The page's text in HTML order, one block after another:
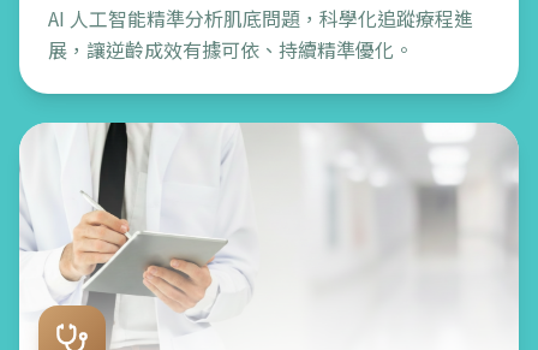
AI 人工智能精準分析肌底問題，科學化追蹤療程進
展，讓逆齡成效有據可依、持續精準優化。